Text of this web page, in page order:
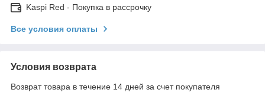
Kaspi Red - Покупка в рассрочку
Все условия оплаты
Условия возврата
Возврат товара в течение 14 дней за счет покупателя